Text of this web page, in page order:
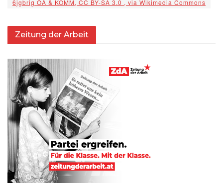
6jgbrig ÖÄ & KOMM, CC BY-SA 3.0 , via Wikimedia Commons
Zeitung der Arbeit